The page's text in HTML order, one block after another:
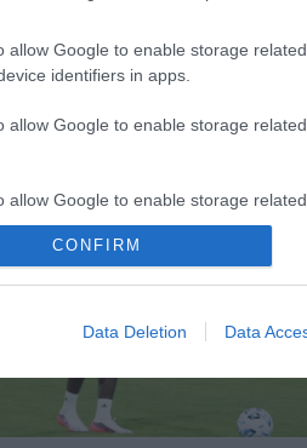
allow Google to enable storage
identifiers in apps.
allow Google to enable storage
allow Google to enable storage
allow Google to enable storage
functionality and fraud
CONFIRM
Data Deletion Data